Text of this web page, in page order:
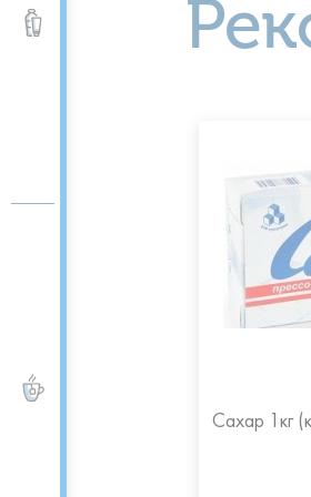
Вода питьевая и
минеральная 0,5 -5 л.
Сахар 1кг